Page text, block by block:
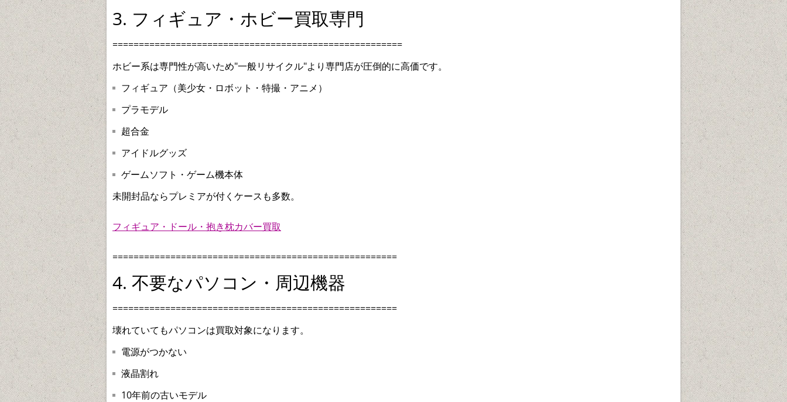
3. フィギュア・ホビー買取専門
=======================================================
ホビー系は専門性が高いため"一般リサイクル"より専門店が圧倒的に高価です。
フィギュア（美少女・ロボット・特撮・アニメ）
プラモデル
超合金
アイドルグッズ
ゲームソフト・ゲーム機本体
未開封品ならプレミアが付くケースも多数。
フィギュア・ドール・抱き枕カバー買取
======================================================
4. 不要なパソコン・周辺機器
======================================================
壊れていてもパソコンは買取対象になります。
電源がつかない
液晶割れ
10年前の古いモデル